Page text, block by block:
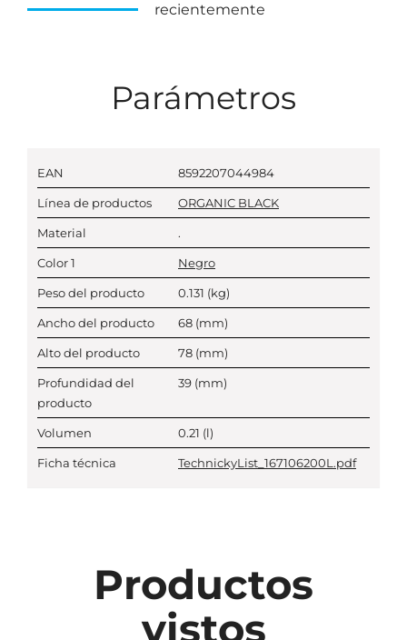
recientemente
Parámetros
EAN 8592207044984
Línea de productos ORGANIC BLACK
Material .
Color 1 Negro
Peso del producto 0.131 (kg)
Ancho del producto 68 (mm)
Alto del producto 78 (mm)
Profundidad del
producto
39 (mm)
Volumen 0.21 (l)
Ficha técnica TechnickyList_167106200L.pdf
Productos
vistos